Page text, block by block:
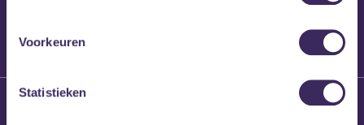
Voorkeuren
Statistieken